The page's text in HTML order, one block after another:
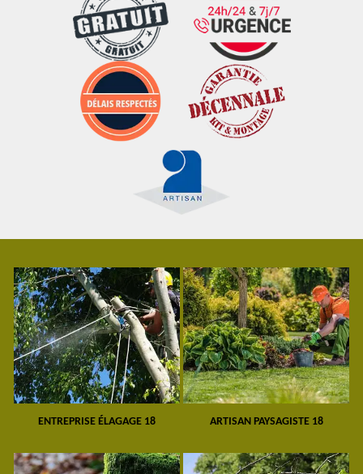
ENTREPRISE ÉLAGAGE 18 ARTISAN PAYSAGISTE 18